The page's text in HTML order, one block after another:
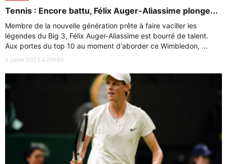
Tennis : Encore battu, Félix Auger-Aliassime plonge...
Membre de la nouvelle génération prête à faire vaciller les
légendes du Big 3, Félix Auger-Aliassime est bourré de talent.
Aux portes du top 10 au moment d'aborder ce Wimbledon, ...
5 juillet 2023 à 20h50